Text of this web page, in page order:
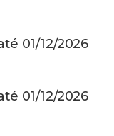
01/12/2026
01/12/2026